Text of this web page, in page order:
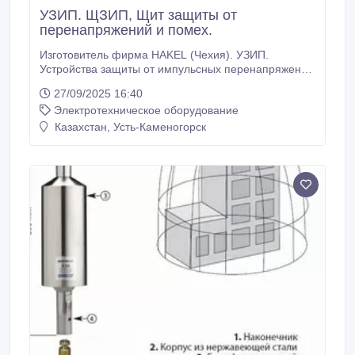
УЗИП. ЩЗИП, Щит защиты от
перенапряжений и помех.
Изготовитель фирма HAKEL (Чехия). УЗИП.
Устройства защиты от импульсных перенапряжений
оборудования АСУ ТП, в) оборудования АТС, г)
систем передачи данных, управления, контроля и
измерения, д) телекоммуникационного
видеонаблюдения, з) цифровых интерфейсов, и)
железнодорожной автоматики.
27/09/2025 16:40
Электротехническое оборудование
Казахстан, Усть-Каменогорск